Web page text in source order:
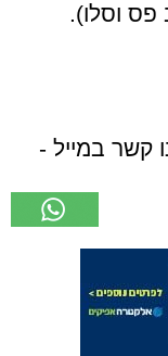
פס וסלו).
קשר במייל -